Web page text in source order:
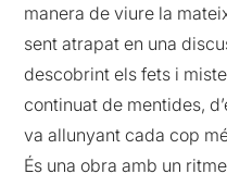
manera de viure la
sent atrapat en una
descobrint els fets i
continuat de mentides,
va allunyant cada cop
És una obra amb un